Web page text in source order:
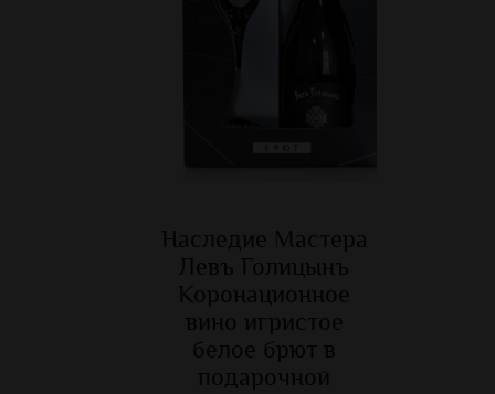
Наследие Мастера
Левъ Голицынъ
Коронационное
вино игристое
белое брют в
подарочной